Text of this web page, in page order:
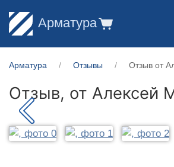
Арматура
Арматура Отзывы Отзыв от
Отзыв, от Алексей